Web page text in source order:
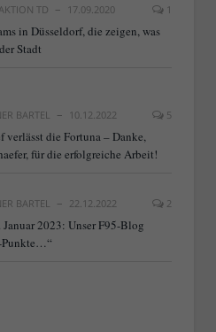
TD 17.09.2020 1
in Düsseldorf, die zeigen, was
Stadt
BARTEL 10.12.2022 5
verlässt die Fortuna – Danke,
für die erfolgreiche Arbeit!
BARTEL 22.12.2022 2
Januar 2023: Unser F95-Blog
Punkte…“